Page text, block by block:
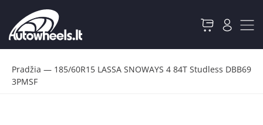
Pradžia — 185/60R15 LASSA SNOWAYS 4 84T Studless DBB69
3PMSF